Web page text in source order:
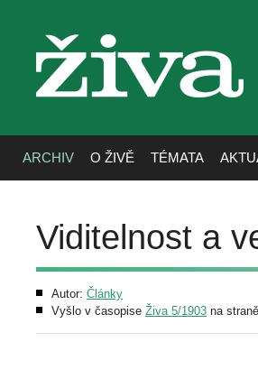
živa
ARCHIV O ŽIVĚ TÉMATA
Viditelnost a
Autor: Články
Vyšlo v časopise Živa 5/1903 na